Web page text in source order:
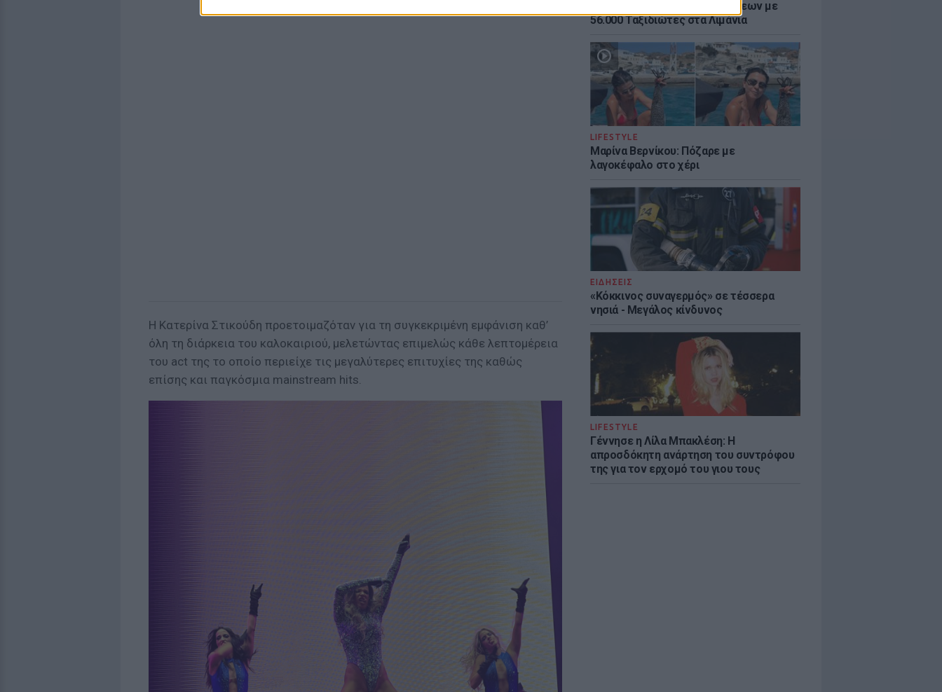
Αύγουστος: Ρεκόρ Αναχωρήσεων με
56.000 Ταξιδιώτες στα Λιμάνια
LIFESTYLE
Μαρίνα Βερνίκου: Πόζαρε με
λαγοκέφαλο στο χέρι
ΕΙΔΗΣΕΙΣ
«Κόκκινος συναγερμός» σε τέσσερα
νησιά - Μεγάλος κίνδυνος
LIFESTYLE
Γέννησε η Λίλα Μπακλέση: Η
απροσδόκητη ανάρτηση του συντρόφου
της για τον ερχομό του γιου τους
Η Κατερίνα Στικούδη προετοιμαζόταν για τη συγκεκριμένη εμφάνιση καθ’
όλη τη διάρκεια του καλοκαιριού, μελετώντας επιμελώς κάθε λεπτομέρεια
του act της το οποίο περιείχε τις μεγαλύτερες επιτυχίες της καθώς
επίσης και παγκόσμια mainstream hits.